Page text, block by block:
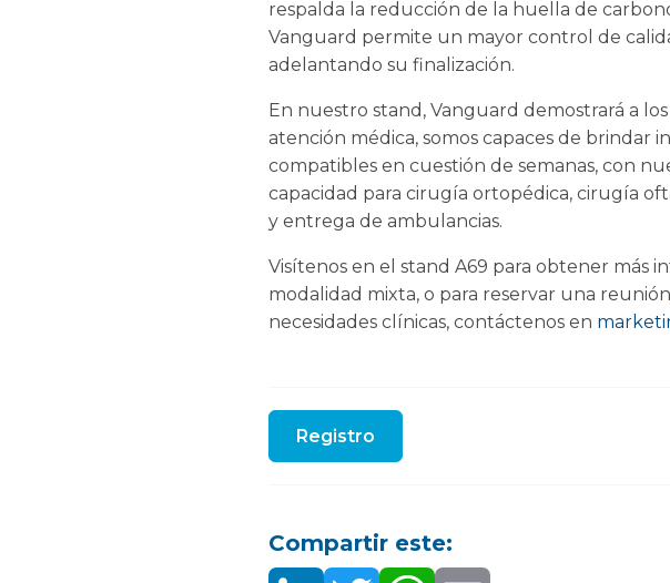
respalda la reducción de la huella de
Vanguard permite un mayor control de
adelantando su finalización.
En nuestro stand, Vanguard demostrará a
atención médica, somos capaces de brindar
compatibles en cuestión de semanas, con
capacidad para cirugía ortopédica, cirugía
y entrega de ambulancias.
Visítenos en el stand A69 para obtener más
modalidad mixta, o para reservar una
necesidades clínicas, contáctenos en
Registro
Compartir este: